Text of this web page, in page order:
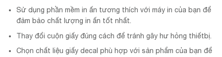
Sử dụng phần mềm in ấn tương thích với máy in của bạn để
đảm bảo chất lượng in ấn tốt nhất.
Thay đổi cuộn giấy đúng cách để tránh gây hư hỏng thiếtbị.
Chọn chất liệu giấy decal phù hợp với sản phẩm của bạn để